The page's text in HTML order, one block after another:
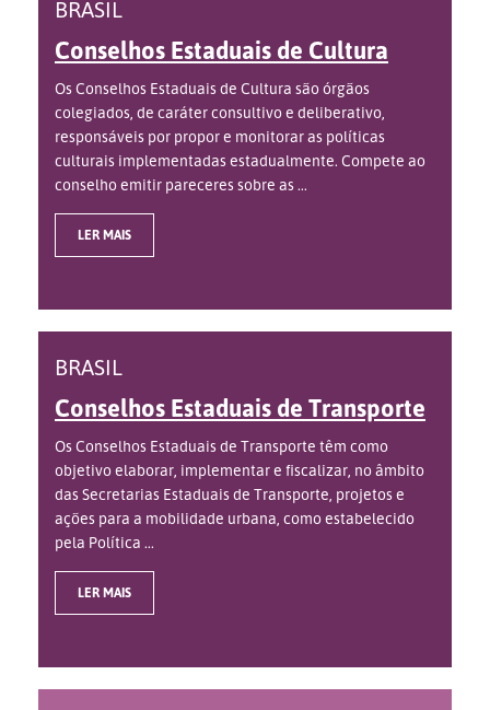
BRASIL
Conselhos Estaduais de Cultura
Os Conselhos Estaduais de Cultura são órgãos
colegiados, de caráter consultivo e deliberativo,
responsáveis por propor e monitorar as políticas
culturais implementadas estadualmente. Compete ao
conselho emitir pareceres sobre as ...
LER MAIS
BRASIL
Conselhos Estaduais de Transporte
Os Conselhos Estaduais de Transporte têm como
objetivo elaborar, implementar e fiscalizar, no âmbito
das Secretarias Estaduais de Transporte, projetos e
ações para a mobilidade urbana, como estabelecido
pela Política ...
LER MAIS